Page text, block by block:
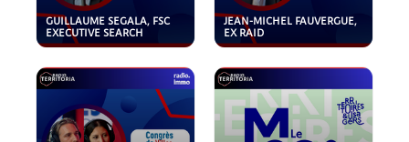
GUILLAUME SEGALA, FSC
EXECUTIVE SEARCH
JEAN-MICHEL FAUVERGUE,
EX RAID